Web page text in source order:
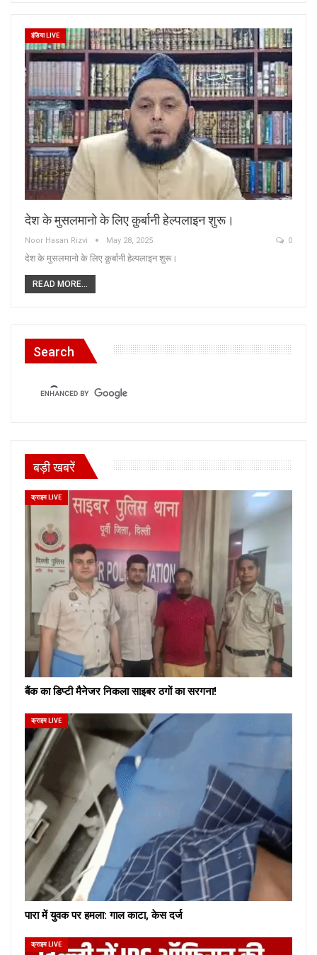
इंडिया LIVE
देश के मुसलमानो के लिए क़ुर्बानी हेल्पलाइन शुरू।
Noor Hasan Rizvi May 28, 2025 0
देश के मुसलमानो के लिए क़ुर्बानी हेल्पलाइन शुरू।
READ MORE...
Search
बड़ी खबरें
क्राइम LIVE
बैंक का डिप्टी मैनेजर निकला साइबर ठगों का सरगना!
क्राइम LIVE
पारा में युवक पर हमला: गाल काटा, केस दर्ज
क्राइम LIVE